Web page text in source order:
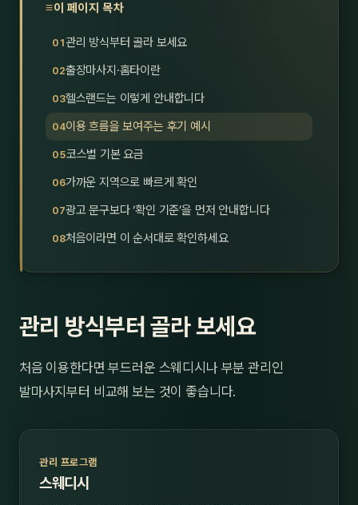
이 페이지 목차
관리 방식부터 골라 보세요
출장마사지·홈타이란
헬스랜드는 이렇게 안내합니다
이용 흐름을 보여주는 후기 예시
코스별 기본 요금
가까운 지역으로 빠르게 확인
광고 문구보다 ‘확인 기준’을 먼저 안내합니다
처음이라면 이 순서대로 확인하세요
관리 방식부터 골라 보세요
처음 이용한다면 부드러운 스웨디시나 부분 관리인
발마사지부터 비교해 보는 것이 좋습니다.
관리 프로그램
스웨디시